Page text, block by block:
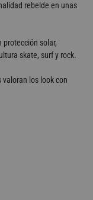
rebelde en unas
protección solar,
skate, surf y rock.
los look con